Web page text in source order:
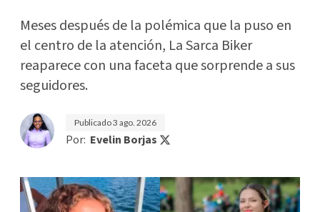
Meses después de la polémica que la puso en
el centro de la atención, La Sarca Biker
reaparece con una faceta que sorprende a sus
seguidores.
Publicado3 ago. 2026
Por: Evelin Borjas